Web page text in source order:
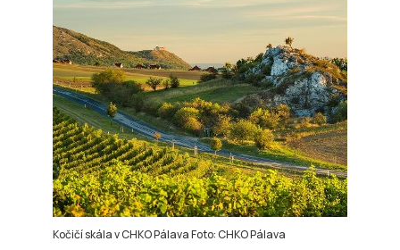
Kočičí skála v CHKO Pálava Foto: CHKO Pálava